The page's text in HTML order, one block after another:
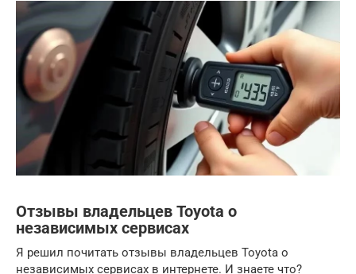
Отзывы владельцев Toyota о
независимых сервисах
Я решил почитать отзывы владельцев Toyota о
независимых сервисах в интернете. И знаете что?